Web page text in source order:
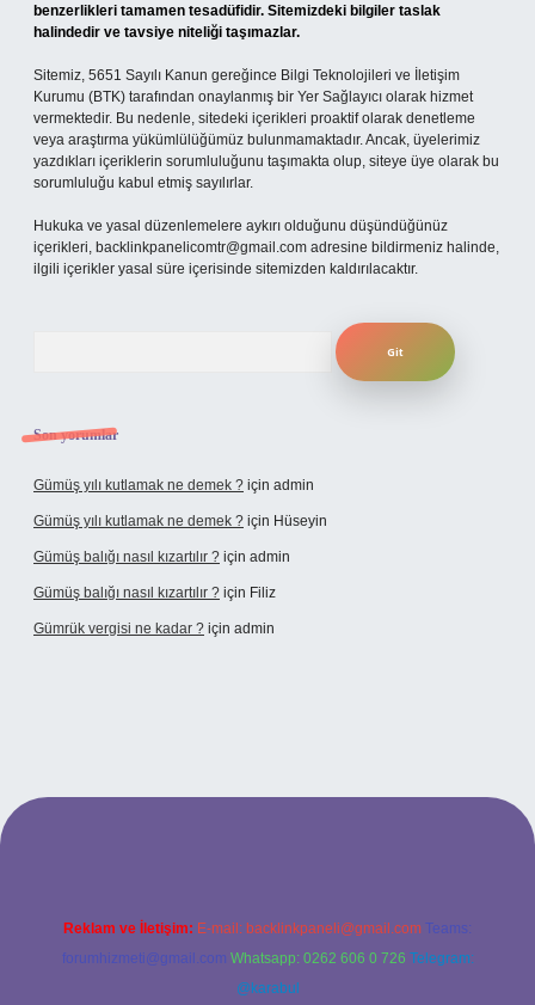
benzerlikleri tamamen tesadüfidir. Sitemizdeki bilgiler taslak
halindedir ve tavsiye niteliği taşımazlar.
Sitemiz, 5651 Sayılı Kanun gereğince Bilgi Teknolojileri ve İletişim
Kurumu (BTK) tarafından onaylanmış bir Yer Sağlayıcı olarak hizmet
vermektedir. Bu nedenle, sitedeki içerikleri proaktif olarak denetleme
veya araştırma yükümlülüğümüz bulunmamaktadır. Ancak, üyelerimiz
yazdıkları içeriklerin sorumluluğunu taşımakta olup, siteye üye olarak bu
sorumluluğu kabul etmiş sayılırlar.
Hukuka ve yasal düzenlemelere aykırı olduğunu düşündüğünüz
içerikleri, backlinkpanelicomtr@gmail.com adresine bildirmeniz halinde,
ilgili içerikler yasal süre içerisinde sitemizden kaldırılacaktır.
Son yorumlar
Gümüş yılı kutlamak ne demek ? için admin
Gümüş yılı kutlamak ne demek ? için Hüseyin
Gümüş balığı nasıl kızartılır ? için admin
Gümüş balığı nasıl kızartılır ? için Filiz
Gümrük vergisi ne kadar ? için admin
giriş adresi
Reklam ve İletişim: E-mail: backlinkpaneli@gmail.com Teams:
forumhizmeti@gmail.com Whatsapp: 0262 606 0 726 Telegram:
@karabul